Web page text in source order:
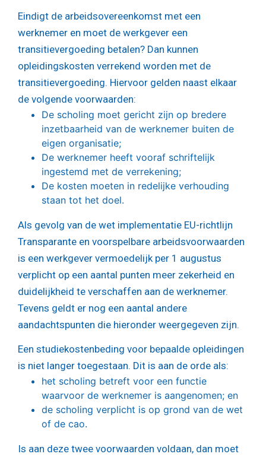
Eindigt de arbeidsovereenkomst met een
werknemer en moet de werkgever een
transitievergoeding betalen? Dan kunnen
opleidingskosten verrekend worden met de
transitievergoeding. Hiervoor gelden naast elkaar
de volgende voorwaarden:
De scholing moet gericht zijn op bredere
inzetbaarheid van de werknemer buiten de
eigen organisatie;
De werknemer heeft vooraf schriftelijk
ingestemd met de verrekening;
De kosten moeten in redelijke verhouding
staan tot het doel.
Als gevolg van de wet implementatie EU-richtlijn
Transparante en voorspelbare arbeidsvoorwaarden
is een werkgever vermoedelijk per 1 augustus
verplicht op een aantal punten meer zekerheid en
duidelijkheid te verschaffen aan de werknemer.
Tevens geldt er nog een aantal andere
aandachtspunten die hieronder weergegeven zijn.
Een studiekostenbeding voor bepaalde opleidingen
is niet langer toegestaan. Dit is aan de orde als:
het scholing betreft voor een functie
waarvoor de werknemer is aangenomen; en
de scholing verplicht is op grond van de wet
of de cao.
Is aan deze twee voorwaarden voldaan, dan moet